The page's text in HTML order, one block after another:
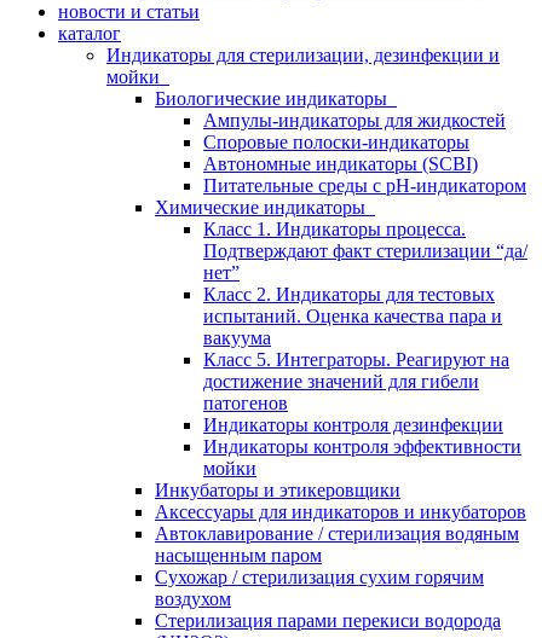
новости и статьи
каталог
Индикаторы для стерилизации, дезинфекции и
мойки
Биологические индикаторы
Ампулы-индикаторы для жидкостей
Споровые полоски-индикаторы
Автономные индикаторы (SCBI)
Питательные среды с рН-индикатором
Химические индикаторы
Класс 1. Индикаторы процесса.
Подтверждают факт стерилизации “да/
нет”
Класс 2. Индикаторы для тестовых
испытаний. Оценка качества пара и
вакуума
Класс 5. Интеграторы. Реагируют на
достижение значений для гибели
патогенов
Индикаторы контроля дезинфекции
Индикаторы контроля эффективности
мойки
Инкубаторы и этикеровщики
Аксессуары для индикаторов и инкубаторов
Автоклавирование / стерилизация водяным
насыщенным паром
Сухожар / стерилизация сухим горячим
воздухом
Стерилизация парами перекиси водорода